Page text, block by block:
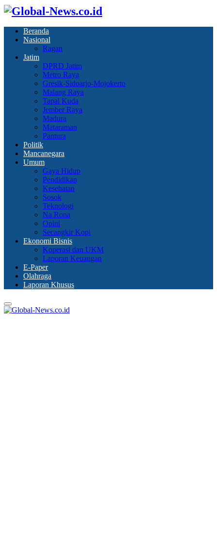
Beranda
Nasional
Ragan
Jatim
DPRD Jatim
Metro Raya
Gresik-Sidoarjo-Mojokerto
Malang Raya
Tapal Kuda
Jember Raya
Madura
Mataraman
Pantura
Politik
Mancanegara
Umum
Gaya Hidup
Pendidikan
Kesehatan
Sosok
Teknologi
Na Rona
Opini
Secangkir Kopi
Ekonomi Bisnis
Koperasi dan UKM
Laporan Keuangan
E-Paper
Olahraga
Laporan Khusus
Primary
Menu